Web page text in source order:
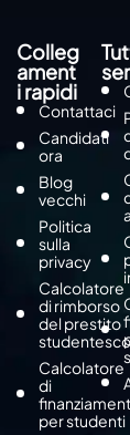
Colleg
ament
i rapidi
Contattaci
Candidati
ora
Blog
vecchi
Politica
sulla
privacy
Calcolatore
di rimborso
del prestito
studentesco
Calcolatore
di
per studenti